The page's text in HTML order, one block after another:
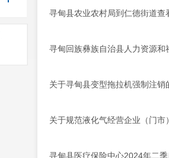
寻甸县农业农村局到仁德街道查
寻甸回族彝族自治县人力资源
关于寻甸县变型拖拉机强制注销
关于规范液化气经营企业（门
寻甸县医疗保险中心2024年二